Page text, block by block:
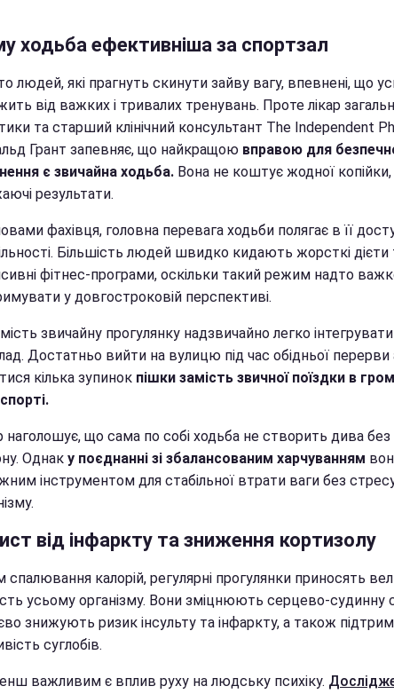
ходьба ефективніша за спортзал
людей, які прагнуть скинути зайву вагу, впевнені, що
від важких і тривалих тренувань. Проте лікар
та старший клінічний консультант The Independent
Грант запевняє, що найкращою вправою для
є звичайна ходьба. Вона не коштує жодної
результати.
фахівця, головна перевага ходьби полягає в її
Більшість людей швидко кидають жорсткі дієти
фітнес-програми, оскільки такий режим надто
у довгостроковій перспективі.
звичайну прогулянку надзвичайно легко інтегрувати
Достатньо вийти на вулицю під час обідньої перерви
кілька зупинок пішки замість звичної поїздки в
наголошує, що сама по собі ходьба не створить дива без
Однак у поєднанні зі збалансованим харчуванням
інструментом для стабільної втрати ваги без
від інфаркту та зниження кортизолу
спалювання калорій, регулярні прогулянки приносять
усьому організму. Вони зміцнюють серцево-судинну
знижують ризик інсульту та інфаркту, а також
суглобів.
важливим є вплив руху на людську психіку.